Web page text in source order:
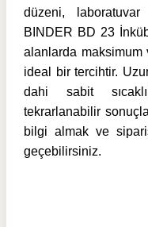
düzeni, laboratuvar
BINDER BD 23
alanlarda maksimum
ideal bir tercihtir.
dahi sabit
tekrarlanabilir
bilgi almak ve
geçebilirsiniz.